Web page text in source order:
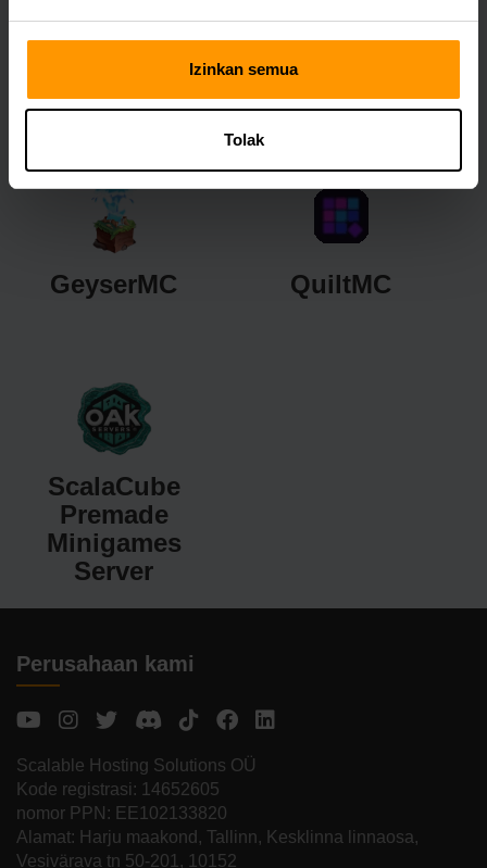
Izinkan semua
Tolak
Purpur
GeyserMC QuiltMC
ScalaCube
Premade
Minigames
Server
Perusahaan kami
Scalable Hosting Solutions OÜ
Kode registrasi: 14652605
nomor PPN: EE102133820
Alamat: Harju maakond, Tallinn, Kesklinna linnaosa,
Vesivärava tn 50-201, 10152